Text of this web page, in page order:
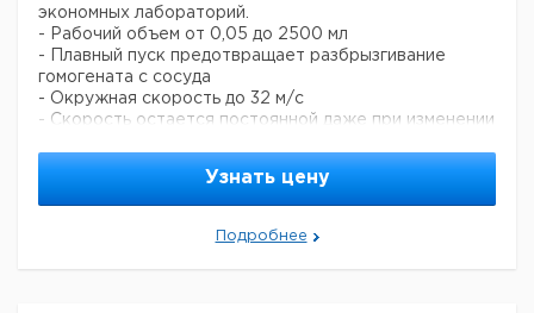
экономных лабораторий.
- Рабочий объем от 0,05 до 2500 мл
- Плавный пуск предотвращает разбрызгивание
гомогената с сосуда
- Окружная скорость до 32 м/с
- Скорость остается постоянной даже при изменении
- Различные модели диспергирующх агрегатов
изготовлены в дизайне Easy-to-Clean, легко
разбираются, моютсяОбласти применения:
- Основное применение - гомогенизация
- Приготовление кремов, лосьонов и пищи
Узнать цену
Подробнее